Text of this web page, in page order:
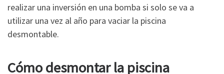
realizar una inversión en una bomba si solo se va a
utilizar una vez al año para vaciar la piscina
desmontable.
Cómo desmontar la piscina